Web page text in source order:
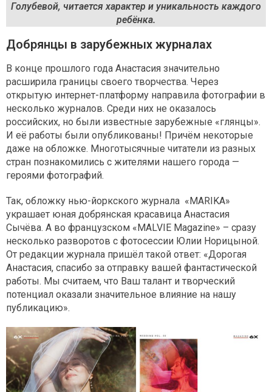
Голубевой, читается характер и уникальность каждого
ребёнка.
Добрянцы в зарубежных журналах
В конце прошлого года Анастасия значительно
расширила границы своего творчества. Через
открытую интернет-платформу направила фотографии в
несколько журналов. Среди них не оказалось
российских, но были известные зарубежные «глянцы».
И её работы были опубликованы! Причём некоторые
даже на обложке. Многотысячные читатели из разных
стран познакомились с жителями нашего города —
героями фотографий.
Так, обложку нью-йоркского журнала «MARIKA»
украшает юная добрянская красавица Анастасия
Сычёва. А во французском «MALVIE Magazine» – сразу
несколько разворотов с фотосессии Юлии Норицыной.
От редакции журнала пришёл такой ответ: «Дорогая
Анастасия, спасибо за отправку вашей фантастической
работы. Мы считаем, что Ваш талант и творческий
потенциал оказали значительное влияние на нашу
публикацию».